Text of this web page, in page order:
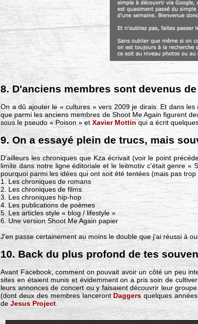
8. D'anciens membres sont devenus
On a dû ajouter le « cultures » vers 2009 je dirais. Et dans
que parmi les anciens membres de Shoot Me Again figurent
sous le pseudo « Poison » etXavier Mottinqui a écrit
9. On a essayé plein de trucs, mais
D'ailleurs les chroniques que Kza écrivait (voir le point
limite dans notre ligne éditoriale et le leitmotiv c'était genre «
pourquoi parmi les idées qui ont soit été tentées (mais pas
1. Les chroniques de romans
2. Les chroniques de films
3. Les chroniques hip-hop
4. Les publications de poèmes
5. Les articles style « blog / lifestyle »
6. Une version Shoot Me Again papier
J'en passe certainement au moins le double que j'ai réussi à
10. Back du plus profond de tes
Avant Facebook, comment on pouvait avoir un côté un peu
sites en étaient munis et évidemment on a pris soin de
leurs annonces de concert ou y faisaient découvrir leur
(dont deux des membres lanceront Daggers quelques
deJesus Project